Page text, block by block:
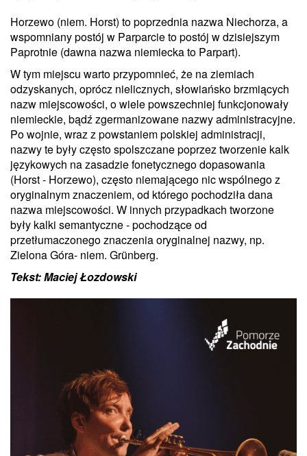
Horzewo (niem. Horst) to poprzednia nazwa Niechorza, a
wspomniany postój w Parparcie to postój w dzisiejszym
Paprotnie (dawna nazwa niemiecka to Parpart).
W tym miejscu warto przypomnieć, że na ziemiach
odzyskanych, oprócz nielicznych, słowiańsko brzmiących
nazw miejscowości, o wiele powszechniej funkcjonowały
niemieckie, bądź zgermanizowane nazwy administracyjne.
Po wojnie, wraz z powstaniem polskiej administracji,
nazwy te były często spolszczane poprzez tworzenie kalk
językowych na zasadzie fonetycznego dopasowania
(Horst - Horzewo), często niemającego nic wspólnego z
oryginalnym znaczeniem, od którego pochodziła dana
nazwa miejscowości. W innych przypadkach tworzone
były kalki semantyczne - pochodzące od
przetłumaczonego znaczenia oryginalnej nazwy, np.
Zielona Góra- niem. Grünberg.
Tekst: Maciej Łozdowski